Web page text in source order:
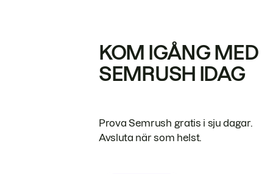
KOM IGÅNG MED
SEMRUSH IDAG
Prova Semrush gratis i sju dagar.
Avsluta när som helst.